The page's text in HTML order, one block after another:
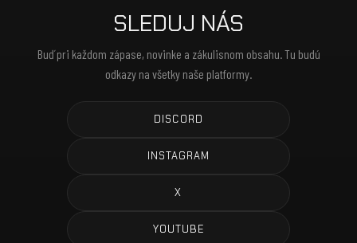
SLEDUJ NÁS
Buď pri každom zápase, novinke a zákulisnom obsahu. Tu budú
odkazy na všetky naše platformy.
DISCORD
INSTAGRAM
X
YOUTUBE